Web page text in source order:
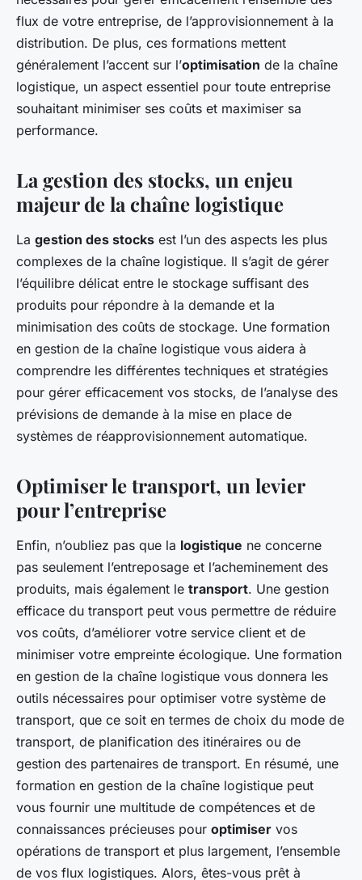
flux de votre entreprise, de l’approvisionnement à la
distribution. De plus, ces formations mettent
généralement l’accent sur l’optimisation de la chaîne
logistique, un aspect essentiel pour toute entreprise
souhaitant minimiser ses coûts et maximiser sa
performance.
La gestion des stocks, un enjeu
majeur de la chaîne logistique
La gestion des stocks est l’un des aspects les plus
complexes de la chaîne logistique. Il s’agit de gérer
l’équilibre délicat entre le stockage suffisant des
produits pour répondre à la demande et la
minimisation des coûts de stockage. Une formation
en gestion de la chaîne logistique vous aidera à
comprendre les différentes techniques et stratégies
pour gérer efficacement vos stocks, de l’analyse des
prévisions de demande à la mise en place de
systèmes de réapprovisionnement automatique.
Optimiser le transport, un levier
pour l’entreprise
Enfin, n’oubliez pas que la logistique ne concerne
pas seulement l’entreposage et l’acheminement des
produits, mais également le transport. Une gestion
efficace du transport peut vous permettre de réduire
vos coûts, d’améliorer votre service client et de
minimiser votre empreinte écologique. Une formation
en gestion de la chaîne logistique vous donnera les
outils nécessaires pour optimiser votre système de
transport, que ce soit en termes de choix du mode de
transport, de planification des itinéraires ou de
gestion des partenaires de transport. En résumé, une
formation en gestion de la chaîne logistique peut
vous fournir une multitude de compétences et de
connaissances précieuses pour optimiser vos
opérations de transport et plus largement, l’ensemble
de vos flux logistiques. Alors, êtes-vous prêt à